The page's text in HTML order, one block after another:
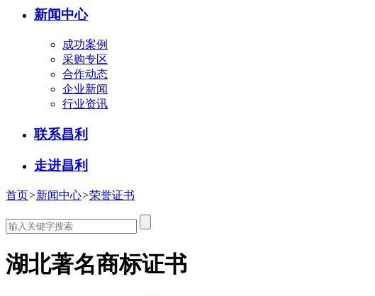
新闻中心
成功案例
采购专区
合作动态
企业新闻
行业资讯
联系昌利
走进昌利
首页>新闻中心>荣誉证书
湖北著名商标证书